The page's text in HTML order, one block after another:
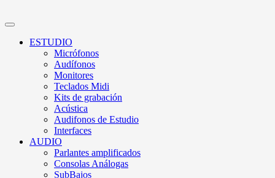
ESTUDIO
Micrófonos
Audífonos
Monitores
Teclados Midi
Kits de grabación
Acústica
Audifonos de Estudio
Interfaces
AUDIO
Parlantes amplificados
Consolas Análogas
SubBajos